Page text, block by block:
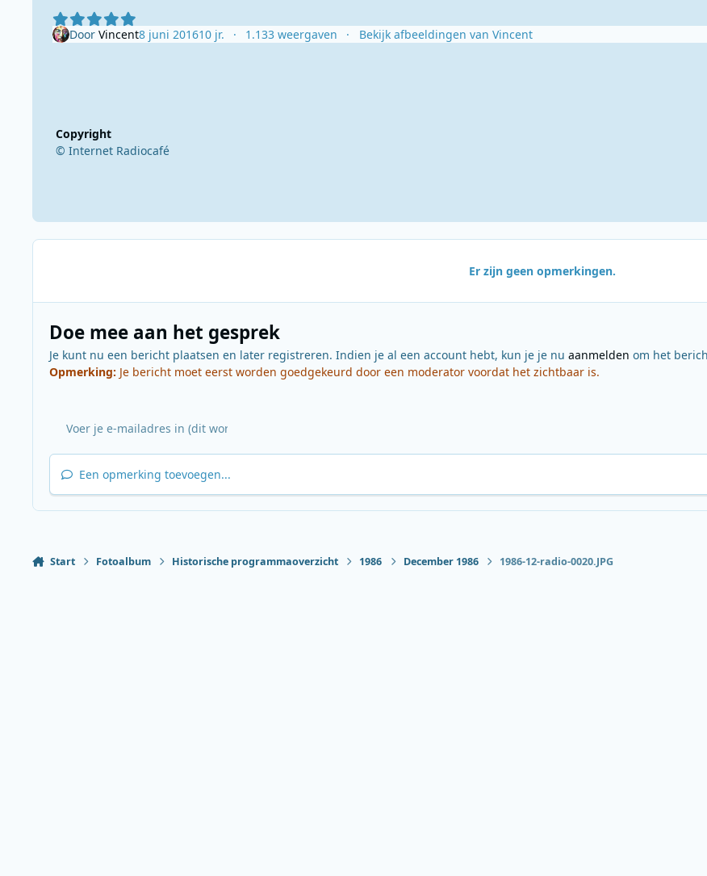
Door Vincent8 juni 201610 jr. 1.133 weergaven Bekijk afbeeldingen van Vincent
Copyright
© Internet Radiocafé
Er zijn geen opmerkingen.
Doe mee aan het gesprek
Je kunt nu een bericht plaatsen en later registreren. Indien je al een account hebt, kun je je nu aanmelden om het
Opmerking: Je bericht moet eerst worden goedgekeurd door een moderator voordat het zichtbaar is.
Een opmerking toevoegen...
Start Fotoalbum Historische programmaoverzicht 1986 December 1986 1986-12-radio-0020.JPG